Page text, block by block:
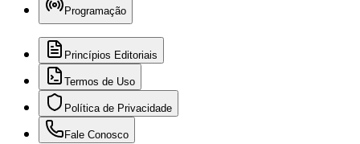
Programação
Princípios Editoriais
Termos de Uso
Política de Privacidade
Fale Conosco